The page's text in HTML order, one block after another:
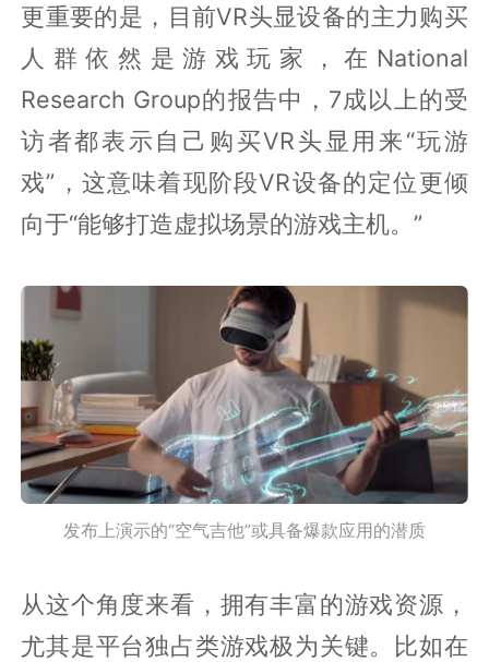
更重要的是，目前VR头显设备的主力购买
人群依然是游戏玩家，在National
Research Group的报告中，7成以上的受
访者都表示自己购买VR头显用来“玩游
戏”，这意味着现阶段VR设备的定位更倾
向于“能够打造虚拟场景的游戏主机。”
发布上演示的“空气吉他”或具备爆款应用的潜质
从这个角度来看，拥有丰富的游戏资源，
尤其是平台独占类游戏极为关键。比如在